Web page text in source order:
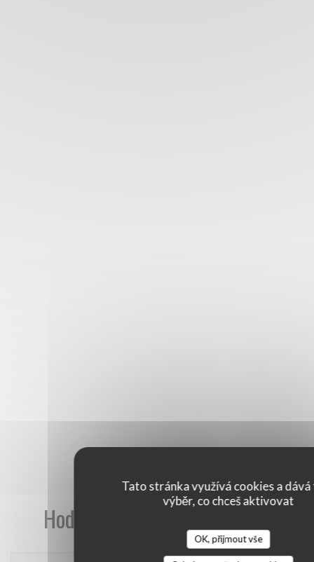
Tato stránka využívá cookies a dává
výběr, co chceš aktivovat
OK, přijmout vše
Hodnocení našich zákazníků